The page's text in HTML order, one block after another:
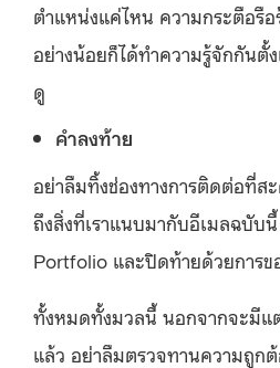
ตำแหน่งแค่ไหน ความกระตือรื
อย่างน้อยก็ได้ทำความรู้จักกันตั้
ดู
คำลงท้าย
อย่าลืมทิ้งช่องทางการติดต่อที่ส
ถึงสิ่งที่เราแนบมากับอีเมลฉบับ
Portfolio และปิดท้ายด้วยการ
ทั้งหมดทั้งมวลนี้ นอกจากจะมีแ
แล้ว อย่าลืมตรวจทานความถูก